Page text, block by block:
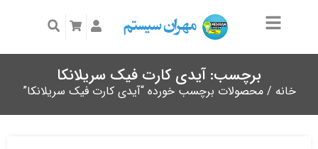
برچسب: آیدی کارت فیک سریلانکا
خانه / محصولات برچسب خورده “آیدی کارت فیک سریلانکا”